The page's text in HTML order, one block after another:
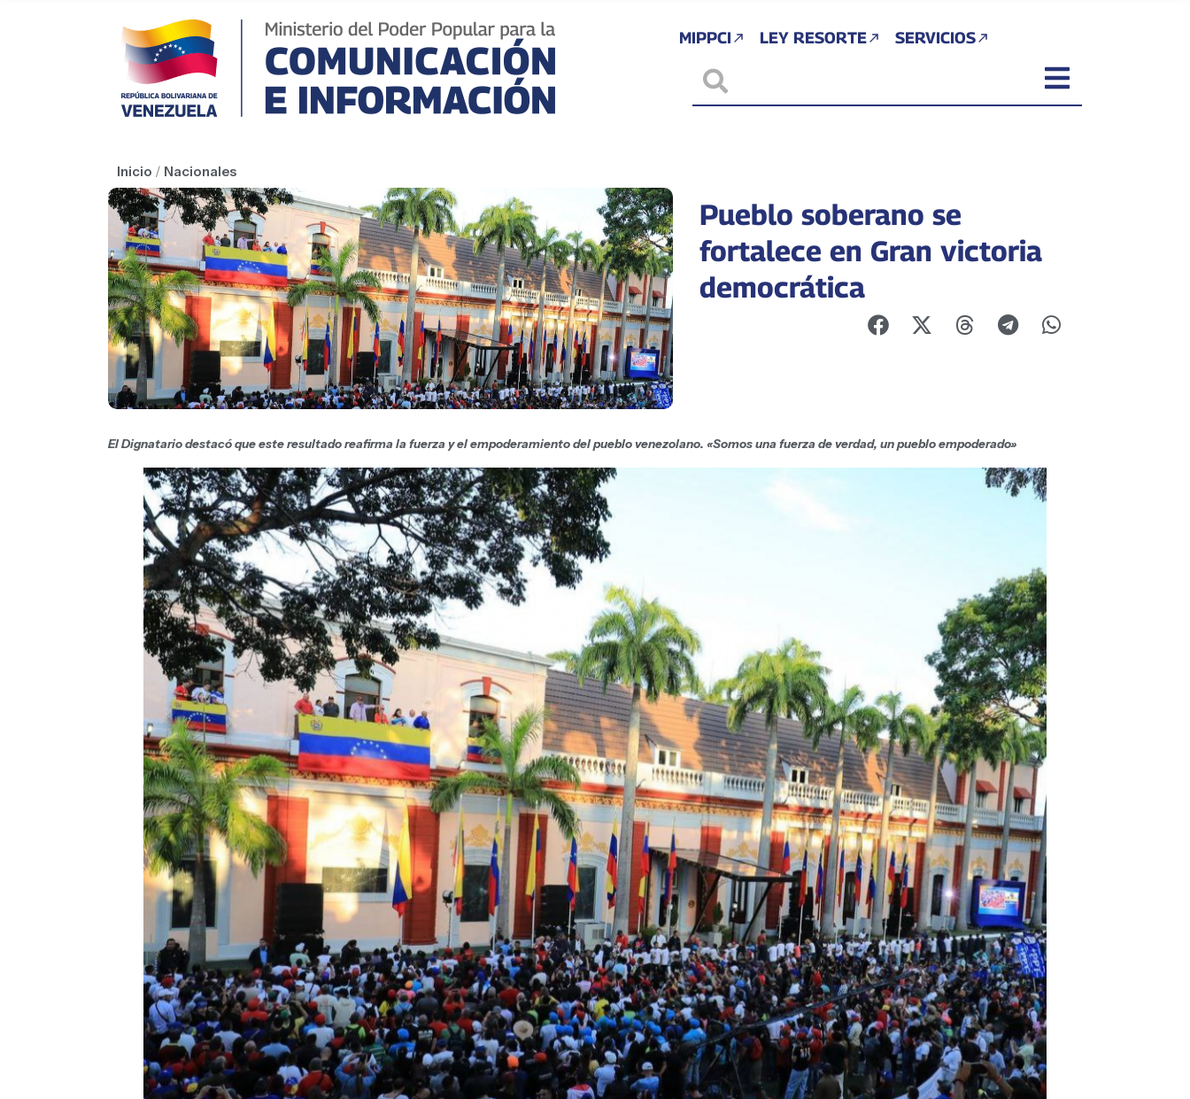
MIPPCI LEY RESORTE SERVICIOS
Inicio / Nacionales
Pueblo soberano se
fortalece en Gran victoria
democrática
El Dignatario destacó que este resultado reafirma la fuerza y el empoderamiento del pueblo venezolano. «Somos una fuerza de verdad, un pueblo empoderado»